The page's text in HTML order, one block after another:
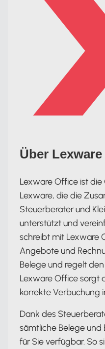
Über
Lexware Office ist
Lexware, die die
Steuerberater und
unterstützt und
schreibt mit Lexware
Angebote und
Belege und regelt
Lexware Office sorgt
korrekte Verbuchung
Dank des
sämtliche Belege
für Sie verfügbar. So